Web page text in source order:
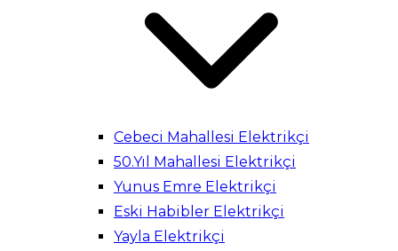
Cebeci Mahallesi Elektrikçi
50.Yıl Mahallesi Elektrikçi
Yunus Emre Elektrikçi
Eski Habibler Elektrikçi
Yayla Elektrikçi